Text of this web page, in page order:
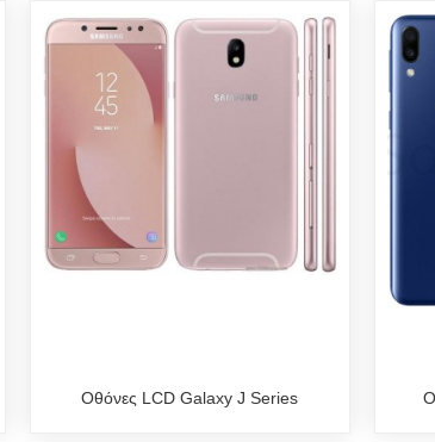
Οθόνες LCD Galaxy J Series